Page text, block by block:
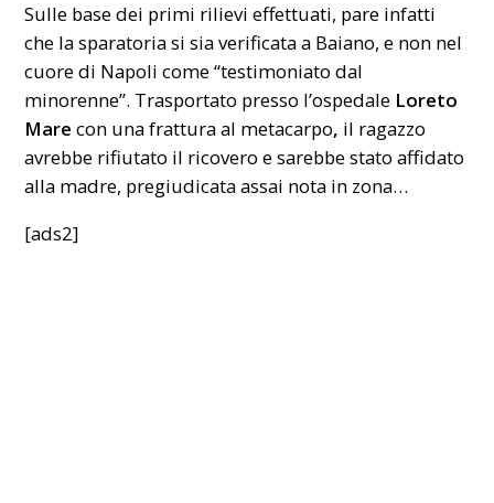
Sulle base dei primi rilievi effettuati, pare infatti
che la sparatoria si sia verificata a Baiano, e non nel
cuore di Napoli come “testimoniato dal
minorenne”. Trasportato presso l’ospedale Loreto
Mare con una frattura al metacarpo, il ragazzo
avrebbe rifiutato il ricovero e sarebbe stato affidato
alla madre, pregiudicata assai nota in zona…
[ads2]